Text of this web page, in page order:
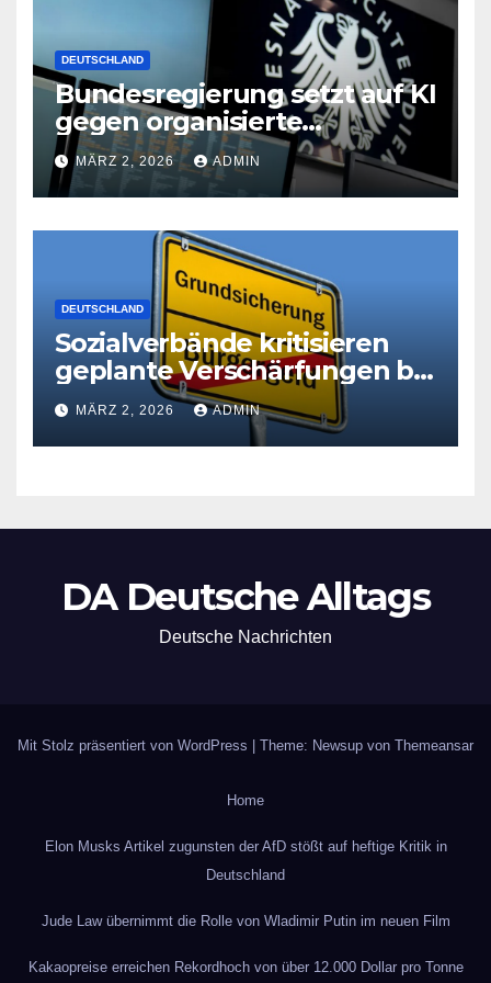
DEUTSCHLAND
Bundesregierung setzt auf KI
gegen organisierte
Kriminalität
MÄRZ 2, 2026 ADMIN
DEUTSCHLAND
Sozialverbände kritisieren
geplante Verschärfungen bei
der Grundsicherung
MÄRZ 2, 2026 ADMIN
DA Deutsche Alltags
Deutsche Nachrichten
Mit Stolz präsentiert von WordPress Theme: Newsup von Themeansar
Home
Elon Musks Artikel zugunsten der AfD stößt auf heftige Kritik in
Deutschland
Jude Law übernimmt die Rolle von Wladimir Putin im neuen Film
Kakaopreise erreichen Rekordhoch von über 12.000 Dollar pro Tonne